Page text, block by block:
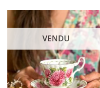
VENDU